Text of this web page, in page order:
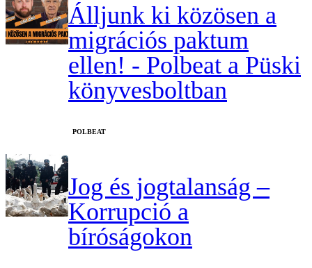
Álljunk ki közösen a
migrációs paktum
ellen! - Polbeat a Püski
könyvesboltban
‎POLBEAT
Jog és jogtalanság –
Korrupció a
bíróságokon